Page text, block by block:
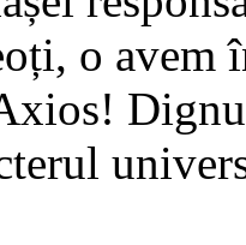
o avem